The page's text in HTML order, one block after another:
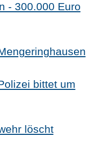
- 300.000 Euro
bittet um
löscht